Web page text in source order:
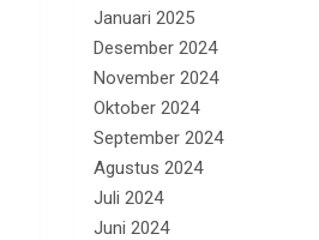
Januari 2025
Desember 2024
November 2024
Oktober 2024
September 2024
Agustus 2024
Juli 2024
Juni 2024